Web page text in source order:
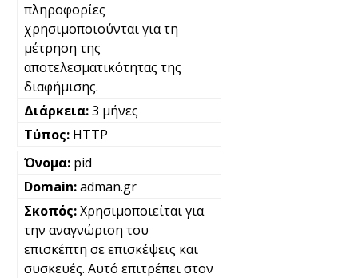
πληροφορίες
χρησιμοποιούνται για τη
μέτρηση της
αποτελεσματικότητας της
διαφήμισης.
3 μήνες
HTTP
pid
adman.gr
Χρησιμοποιείται για
την αναγνώριση του
επισκέπτη σε επισκέψεις και
συσκευές. Αυτό επιτρέπει στον